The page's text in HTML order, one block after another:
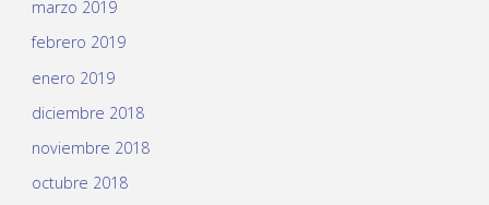
marzo 2019
febrero 2019
enero 2019
diciembre 2018
noviembre 2018
octubre 2018